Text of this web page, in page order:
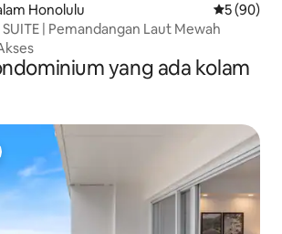
Honolulu Penarafan
5 (90)
SUITE | Pemandangan Laut Mewah
yang ada kolam